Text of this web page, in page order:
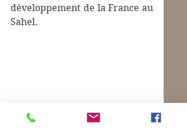
développement de la France au
Sahel.